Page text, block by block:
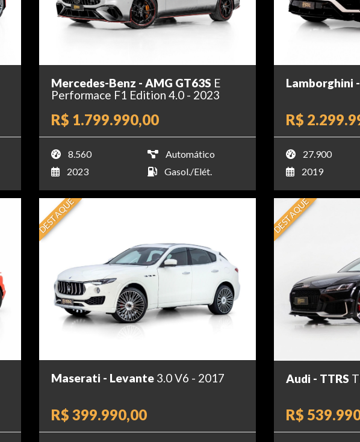
Mercedes-Benz - AMG GT63S E
Performace F1 Edition 4.0 - 2023
R$ 1.799.990,00
8.560
Automático
2023
Gasol./Elét.
Lamborghini
R$
27.900
2019
DESTAQUE
Maserati - Levante 3.0 V6 - 2017
R$ 399.990,00
DESTAQUE
Audi - TTRS
R$